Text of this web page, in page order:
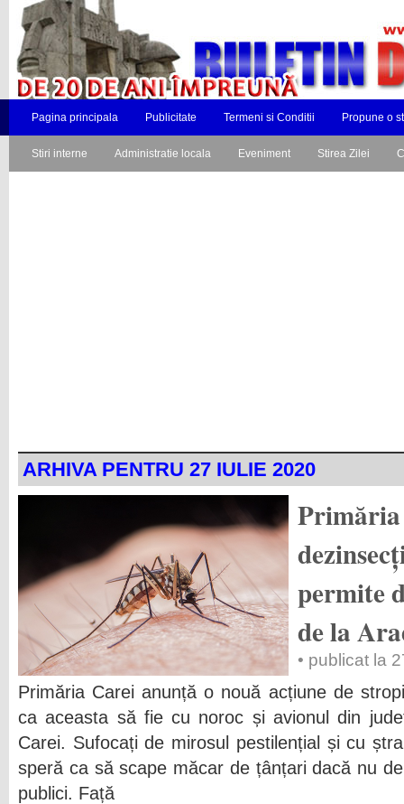
Pagina principala Publicitate Termeni si Conditii Propune o
Stiri interne Administratie locala Eveniment Stirea Zilei
ARHIVA PENTRU 27 IULIE 2020
permite
de la
• publicat la
Primăria Carei anunță o nouă acțiune de
ca aceasta să fie cu noroc și avionul din
Carei. Sufocați de mirosul pestilențial și cu
speră ca să scape măcar de țânțari dacă nu
publici. Față